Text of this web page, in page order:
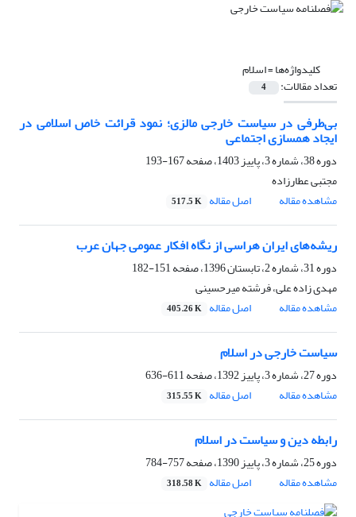
کلیدواژه‌ها =اسلام
تعداد مقالات: 4
بی‌طرفی در سیاست خارجی مالزی؛ نمود قرائت خاص اسلامی در
ایجاد همسازی اجتماعی
دوره 38، شماره 3، پاییز 1403، صفحه
167-193
مجتبی عطارزاده
مشاهده مقاله
اصل مقاله 517.5 K
ریشه‌های ایران هراسی از نگاه افکار عمومی جهان عرب
دوره 31، شماره 2، تابستان 1396، صفحه
151-182
مهدی زاده علی، فرشته میرحسینی
مشاهده مقاله
اصل مقاله 405.26 K
سیاست خارجی در اسلام ‏
دوره 27، شماره 3، پاییز 1392، صفحه
611-636
مشاهده مقاله
اصل مقاله 315.55 K
رابطه دین و سیاست در اسلام
دوره 25، شماره 3، پاییز 1390، صفحه
757-784
مشاهده مقاله
اصل مقاله 318.58 K